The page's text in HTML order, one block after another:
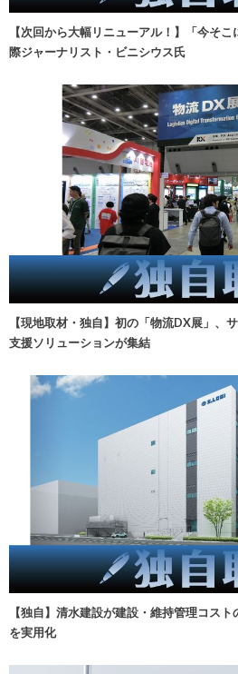
【次回から大幅リニューアル！】「今そ
際ジャーナリスト・ビニシウス氏
【現地取材・独自】初の「物流DX展」、
支援ソリューションが集結
【独自】清水建設が建設・維持管理コス
を実用化